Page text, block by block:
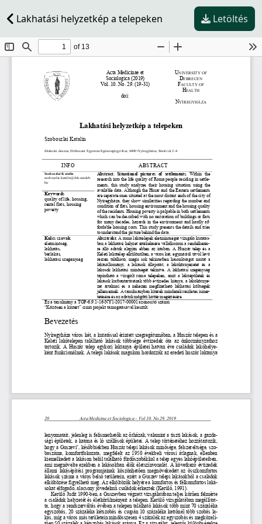
Lakhatási helyzetkép a telepeken Letöltés